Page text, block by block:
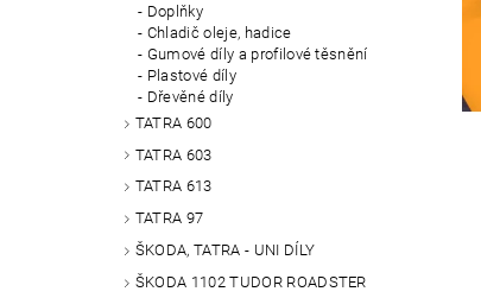
Doplňky
Chladič oleje, hadice
Gumové díly a profilové těsnění
Plastové díly
Dřevěné díly
TATRA 600
TATRA 603
TATRA 613
TATRA 97
ŠKODA, TATRA - UNI DÍLY
ŠKODA 1102 TUDOR ROADSTER